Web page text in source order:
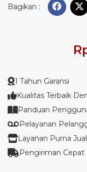
Bagikan :
1 Tahun Garansi
Kualitas Terbaik
Panduan
Pelayanan
Layanan Purna Jual
Pengiriman Cepat